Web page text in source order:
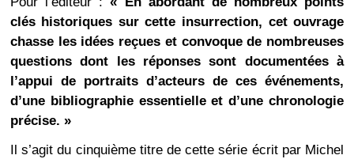
clés historiques sur cette insurrection, cet ouvrage
chasse les idées reçues et convoque de nombreuses
questions dont les réponses sont documentées à
l’appui de portraits d’acteurs de ces événements,
d’une bibliographie essentielle et d’une chronologie
précise. »
Il s’agit du cinquième titre de cette série écrit par Michel